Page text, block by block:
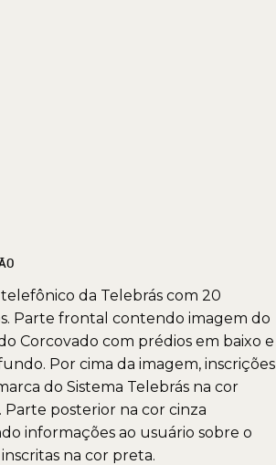
da Telebrás com 20
Parte frontal contendo imagem do
Corcovado com prédios em baixo e
Por cima da imagem, inscrições
do Sistema Telebrás na cor
Parte posterior na cor cinza
informações ao usuário sobre o
na cor preta.